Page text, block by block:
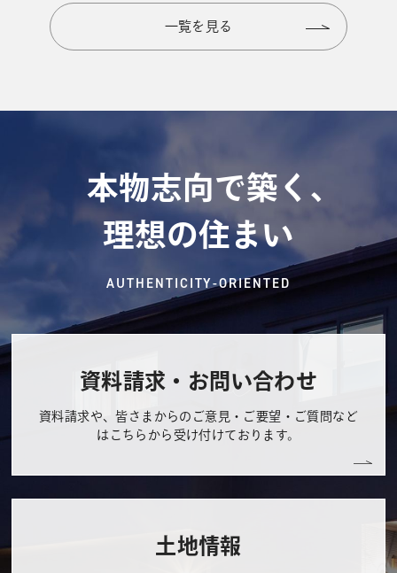
一覧を見る
本物志向で築く、
理想の住まい
AUTHENTICITY-ORIENTED
資料請求・お問い合わせ
資料請求や、皆さまからのご意見・ご要望・ご質問など
はこちらから受け付けております。
土地情報